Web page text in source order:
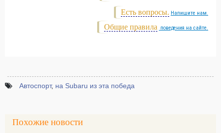
Есть вопросы. Напишите нам.
Общие правила поведения на сайте.
Автоспорт, на Subaru из эта победа
Похожие новости